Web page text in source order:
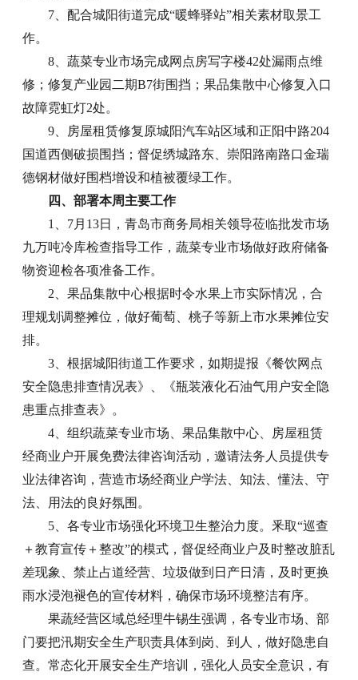
7、配合城阳街道完成“暖蜂驿站”相关素材取景工
作。
8、蔬菜专业市场完成网点房写字楼42处漏雨点维
修；修复产业园二期B7街围挡；果品集散中心修复入口
故障霓虹灯2处。
9、房屋租赁修复原城阳汽车站区域和正阳中路204
国道西侧破损围挡；督促绣城路东、崇阳路南路口金瑞
德钢材做好围档增设和植被覆绿工作。
四、部署本周主要工作
1、7月13日，青岛市商务局相关领导莅临批发市场
九万吨冷库检查指导工作，蔬菜专业市场做好政府储备
物资迎检各项准备工作。
2、果品集散中心根据时令水果上市实际情况，合
理规划调整摊位，做好葡萄、桃子等新上市水果摊位安
排。
3、根据城阳街道工作要求，如期提报《餐饮网点
安全隐患排查情况表》、《瓶装液化石油气用户安全隐
患重点排查表》。
4、组织蔬菜专业市场、果品集散中心、房屋租赁
经商业户开展免费法律咨询活动，邀请法务人员提供专
业法律咨询，营造市场经商业户学法、知法、懂法、守
法、用法的良好氛围。
5、各专业市场强化环境卫生整治力度。釆取“巡查
＋教育宣传＋整改”的模式，督促经商业户及时整改脏乱
差现象、禁止占道经营、垃圾做到日产日清，及时更换
雨水浸泡褪色的宣传材料，确保市场环境整洁有序。
果蔬经营区域总经理牛锡生强调，各专业市场、部
门要把汛期安全生产职责具体到岗、到人，做好隐患自
查。常态化开展安全生产培训，强化人员安全意识，有